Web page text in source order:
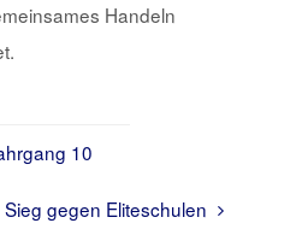
Handeln
10
gegen Eliteschulen